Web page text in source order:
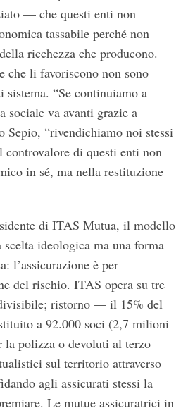
— che questi enti non
tassabile perché non
ricchezza che producono.
che li favoriscono non sono
sistema. “Se continuiamo a
sociale va avanti grazie a
Sepio, “rivendichiamo noi stessi
di questi enti non
in sé, ma nella restituzione
di ITAS Mutua, il modello
ideologica ma una forma
l’assicurazione è per
del rischio. ITAS opera su tre
ristorno — il 15% del
a 92.000 soci (2,7 milioni
polizza o devoluti al terzo
sul territorio attraverso
agli assicurati stessi la
Le mutue assicuratrici in